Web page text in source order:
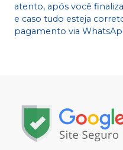
atento, após você
e caso tudo esteja
pagamento via